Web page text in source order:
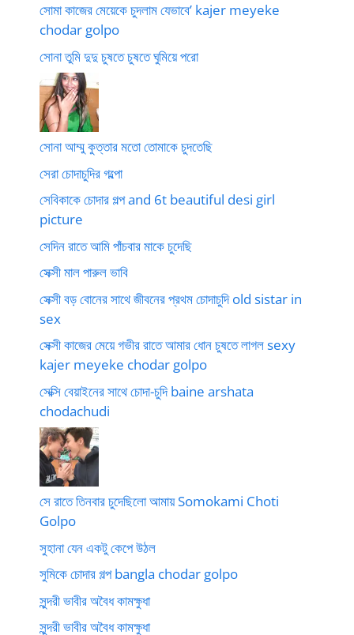
সোমা কাজের মেয়েকে চুদলাম যেভাবে’ kajer meyeke
chodar golpo
সোনা তুমি দুদু চুষতে চুষতে ঘুমিয়ে পরো
সোনা আম্মু কুত্তার মতো তোমাকে চুদতেছি
সেরা চোদাচুদির গল্পো
সেবিকাকে চোদার গল্প and 6t beautiful desi girl
picture
সেদিন রাতে আমি পাঁচবার মাকে চুদেছি
সেক্সী মাল পারুল ভাবি
সেক্সী বড় বোনের সাথে জীবনের প্রথম চোদাচুদি old sistar in
sex
সেক্সী কাজের মেয়ে গভীর রাতে আমার ধোন চুষতে লাগল sexy
kajer meyeke chodar golpo
সেক্সি বেয়াইনের সাথে চোদা-চুদি baine arshata
chodachudi
সে রাতে তিনবার চুদেছিলো আমায় Somokami Choti
Golpo
সুহানা যেন একটু কেপে উঠল
সুমিকে চোদার গল্প bangla chodar golpo
সুন্দরী ভাবীর অবৈধ কামক্ষুধা
সুন্দরী ভাবীর অবৈধ কামক্ষুধা